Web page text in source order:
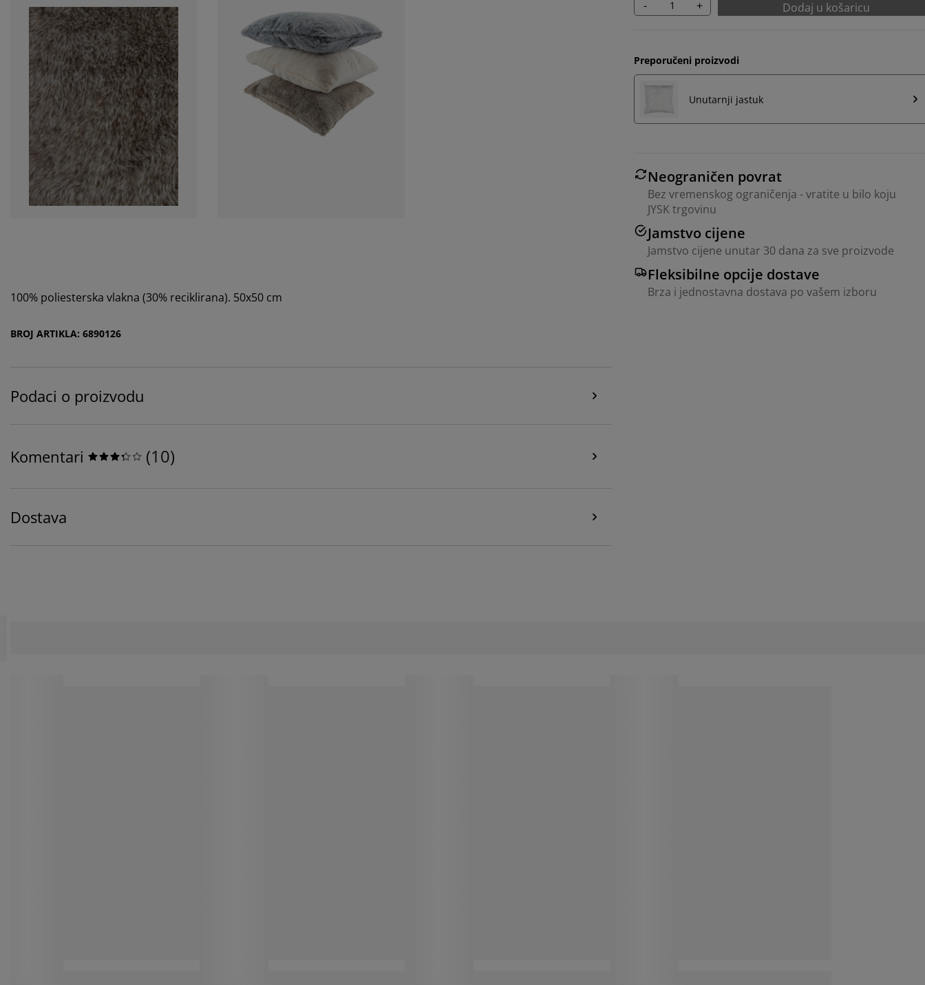
- + Dodaj u košaricu
Preporučeni proizvodi
Unutarnji jastuk
Neograničen povrat
Bez vremenskog ograničenja - vratite u bilo koju
JYSK trgovinu
Jamstvo cijene
Jamstvo cijene unutar 30 dana za sve proizvode
Fleksibilne opcije dostave
Brza i jednostavna dostava po vašem izboru
100% poliesterska vlakna (30% reciklirana). 50x50 cm
BROJ ARTIKLA: 6890126
Podaci o proizvodu
Komentari (10)
Dostava